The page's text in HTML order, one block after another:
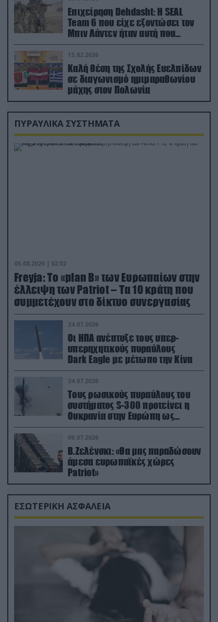
Επιχείρηση Dehdasht: Η SEAL
Team 6 που είχε εξοντώσει τον
Μπιν Λάντεν ήταν αυτή που
διέσωσε τον πιλότο του F-15
15.02.2026
Καλή θέση της Σχολής Ευελπίδων
σε διαγωνισμό ημιμαραθωνίου
μάχης στον Πολωνία
ΠΥΡΑΥΛΙΚΑ ΣΥΣΤΗΜΑΤΑ
05.08.2026 | 02:02
Freyja: Το «plan Β» των Ευρωπαίων στην
έλλειψη των Patriot – Τα 10 κράτη που
συμμετέχουν στο δίκτυο συνεργασίας
24.07.2026
Οι ΗΠΑ ανέπτυξε τους υπερ-
υπερηχητικούς πυραύλους
Dark Eagle με μέτωπο την Κίνα
24.07.2026
Τους ρωσικούς πυραύλους του
συστήματος S-300 προτείνει η
Ουκρανία στην Ευρώπη ως
αντιβαλλιστικό σύστημα
09.07.2026
Β.Ζελένσκι: «Θα μας παραδώσουν
άμεσα ευρωπαϊκές χώρες
Patriot»
ΕΣΩΤΕΡΙΚΗ ΑΣΦΑΛΕΙΑ